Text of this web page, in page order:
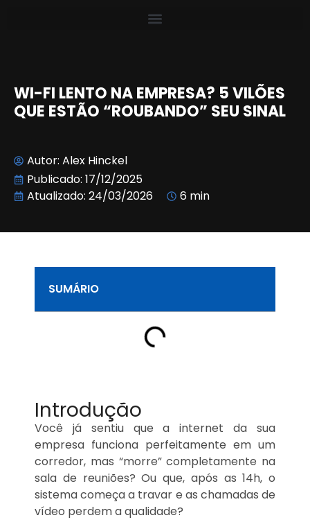
WI-FI LENTO NA EMPRESA? 5 VILÕES
QUE ESTÃO “ROUBANDO” SEU SINAL
Autor: Alex Hinckel
Publicado: 17/12/2025
Atualizado: 24/03/2026
6 min
SUMÁRIO
Introdução
Você já sentiu que a internet da sua
empresa funciona perfeitamente em um
corredor, mas “morre” completamente na
sala de reuniões? Ou que, após as 14h, o
sistema começa a travar e as chamadas de
vídeo perdem a qualidade?